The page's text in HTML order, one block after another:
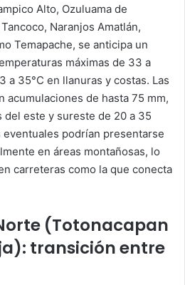
Alto, Ozuluama de
Naranjos Amatlán,
Temapache, se anticipa un
máximas de 33 a
a 35°C en llanuras y costas. Las
acumulaciones de hasta 75 mm,
del este y sureste de 20 a 35
podrían presentarse
en áreas montañosas, lo
carreteras como la que conecta
(Totonacapan
transición entre